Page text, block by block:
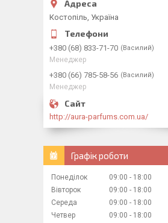
Костопіль, Україна
+380 (68) 833-71-70 Василий
Менеджер
+380 (66) 785-58-56 Василий
Менеджер
http://aura-parfums.com.ua/
Графік роботи
Понеділок 09:00
18:00
Вівторок
09:00
18:00
Середа
09:00
18:00
Четвер
09:00 18:00